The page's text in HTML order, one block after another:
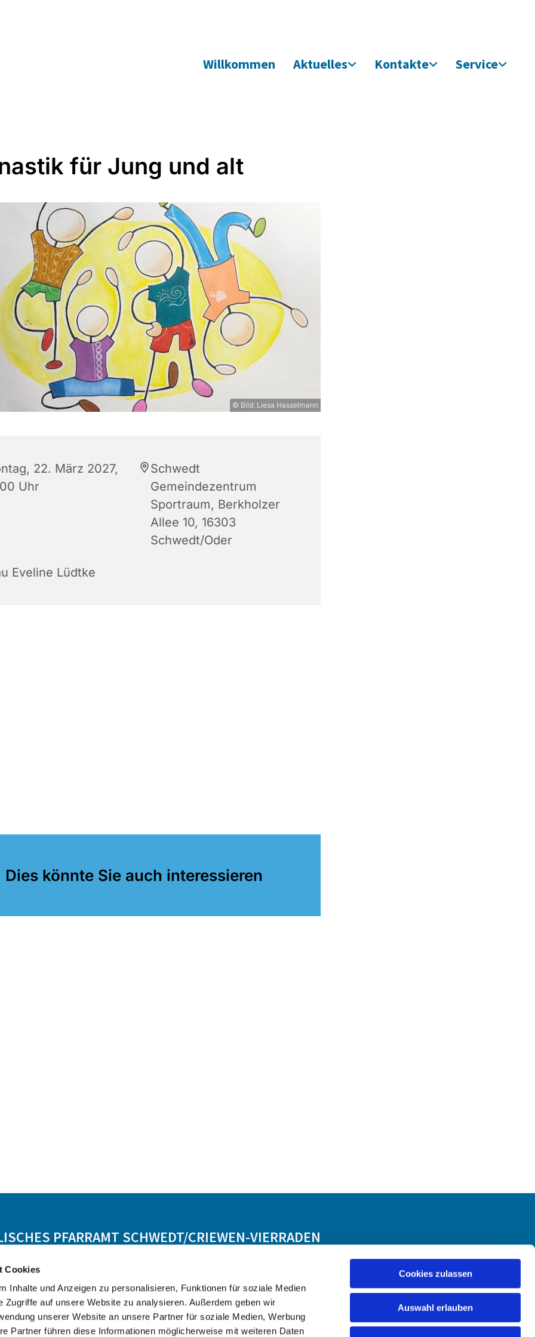
Cookies
Inhalte und Anzeigen zu personalisieren, Funktionen für soziale Medien
Zugriffe auf unsere Website zu analysieren. Außerdem geben wir
unserer Website an unsere Partner für soziale Medien, Werbung
Partner führen diese Informationen möglicherweise mit weiteren Daten
Cookies zulassen
Auswahl erlauben
Willkommen Aktuelles Kontakte Service
für Jung und alt
© Bild: Liesa Hasselmann
22. März 2027,
Uhr
Schwedt
Gemeindezentrum
Sportraum, Berkholzer
Allee 10, 16303
Schwedt/Oder
Eveline Lüdtke
Dies könnte Sie auch interessieren
PFARRAMT SCHWEDT/CRIEWEN-VIERRADEN
Lebensbegleitung